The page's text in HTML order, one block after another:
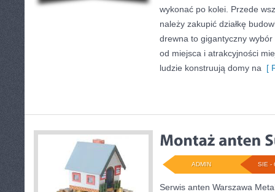
wykonać po kolei. Przede
należy zakupić działkę
drewna to gigantyczny
od miejsca i atrakcyjności
ludzie konstruują domy na [
SIE -
ADMIN
Serwis anten Warszawa